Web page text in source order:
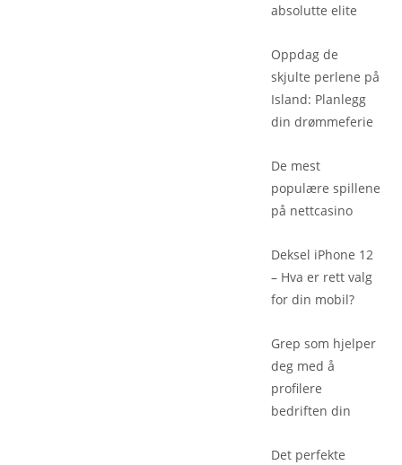
absolutte elite
Oppdag de
skjulte perlene på
Island: Planlegg
din drømmeferie
De mest
populære spillene
på nettcasino
Deksel iPhone 12
– Hva er rett valg
for din mobil?
Grep som hjelper
deg med å
profilere
bedriften din
Det perfekte